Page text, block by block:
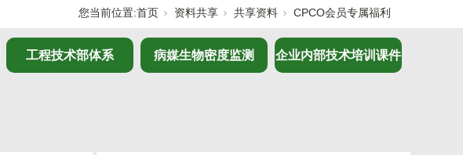
您当前位置:首页 资料共享 共享资料 CPCO会员专属福利
工程技术部体系 病媒生物密度监测 企业内部技术培训课件